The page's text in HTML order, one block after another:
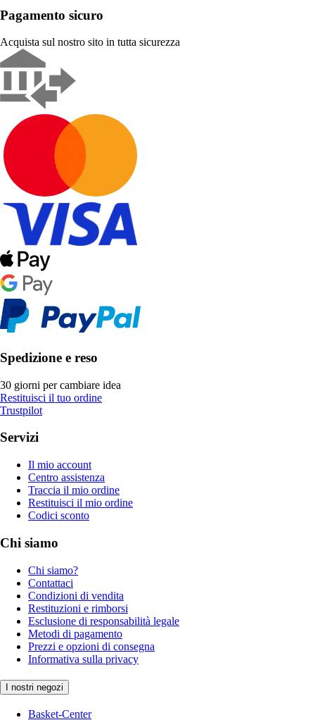
Pagamento sicuro
Acquista sul nostro sito in tutta sicurezza
Spedizione e reso
30 giorni per cambiare idea
Restituisci il tuo ordine
Trustpilot
Servizi
Il mio account
Centro assistenza
Traccia il mio ordine
Restituisci il mio ordine
Codici sconto
Chi siamo
Chi siamo?
Contattaci
Condizioni di vendita
Restituzioni e rimborsi
Esclusione di responsabilità legale
Metodi di pagamento
Prezzi e opzioni di consegna
Informativa sulla privacy
I nostri negozi
Basket-Center